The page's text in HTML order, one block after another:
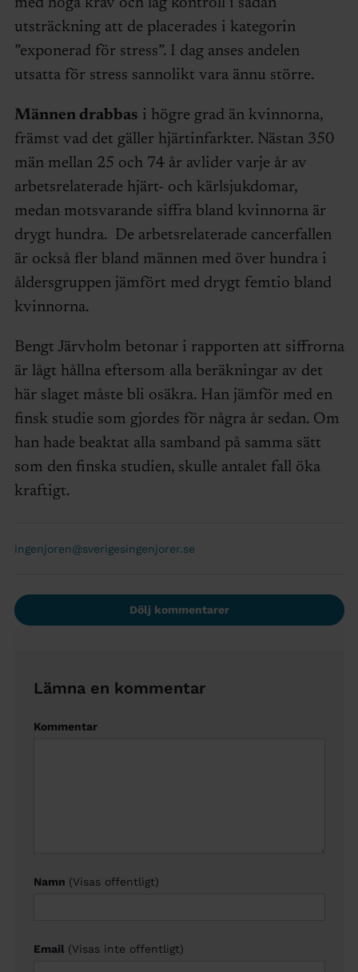
utsträckning att de placerades i kategorin
”exponerad för stress”. I dag anses andelen
utsatta för stress sannolikt vara ännu större.
Männen drabbas i högre grad än kvinnorna,
främst vad det gäller hjärtinfarkter. Nästan 350
män mellan 25 och 74 år avlider varje år av
arbetsrelaterade hjärt- och kärlsjukdomar,
medan motsvarande siffra bland kvinnorna är
drygt hundra. De arbetsrelaterade cancerfallen
är också fler bland männen med över hundra i
åldersgruppen jämfört med drygt femtio bland
kvinnorna.
Bengt Järvholm betonar i rapporten att siffrorna
är lågt hållna eftersom alla beräkningar av det
här slaget måste bli osäkra. Han jämför med en
finsk studie som gjordes för några år sedan. Om
han hade beaktat alla samband på samma sätt
som den finska studien, skulle antalet fall öka
kraftigt.
ingenjoren@sverigesingenjorer.se
Dölj kommentarer
Lämna en kommentar
Kommentar
Namn (Visas offentligt)
Email (Visas inte offentligt)